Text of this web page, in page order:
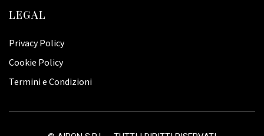
LEGAL
Privacy Policy
Cookie Policy
Termini e Condizioni